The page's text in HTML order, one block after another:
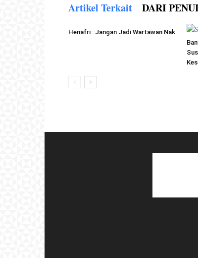
Artikel Terkait DARI
Henafri : Jangan Jadi Wartawan Nak